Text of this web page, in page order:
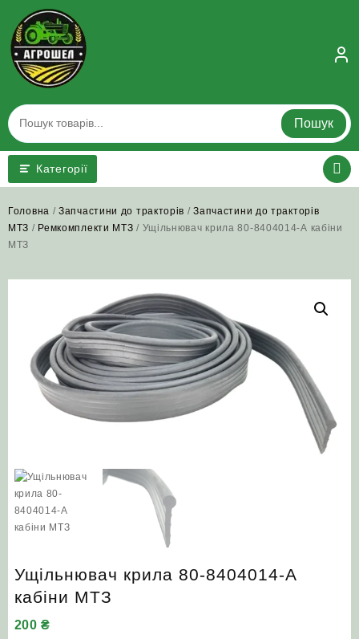
content
Пошук
Категорії
Головна /Запчастини до тракторів /Запчастини до тракторів
МТЗ / Ремкомплекти МТЗ / Ущільнювач крила 80-8404014-А кабіни
МТЗ
Ущільнювач крила 80-8404014-А
кабіни МТЗ
200₴